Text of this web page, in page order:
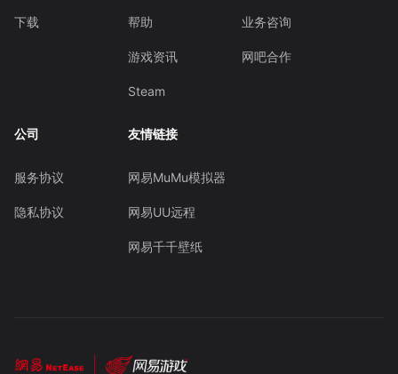
下载 帮助
游戏资讯
Steam
业务咨询
网吧合作
公司
服务协议
隐私协议
友情链接
网易MuMu模拟器
网易UU远程
网易千千壁纸